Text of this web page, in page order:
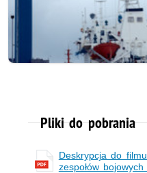
Pliki do pobrania
Deskrypcja do
zespołów bojowych